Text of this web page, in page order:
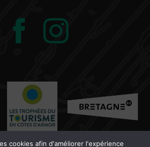
cookies afin d'améliorer l'expérience